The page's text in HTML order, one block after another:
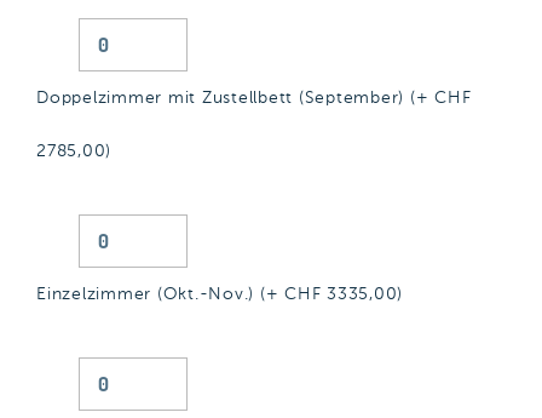
Doppelzimmer mit Zustellbett (September) (+ CHF
2785,00)
Einzelzimmer (Okt.-Nov.) (+ CHF 3335,00)